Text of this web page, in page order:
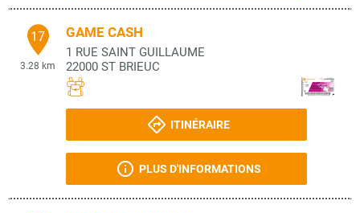
17
3.28 km
GAME CASH
1 RUE SAINT GUILLAUME
22000 ST BRIEUC
ITINÉRAIRE
PLUS D'INFORMATIONS